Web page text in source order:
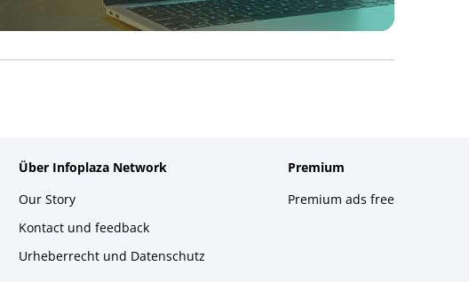
Über Infoplaza Network
Our Story
Kontact und feedback
Urheberrecht und Datenschutz
Premium
Premium ads free